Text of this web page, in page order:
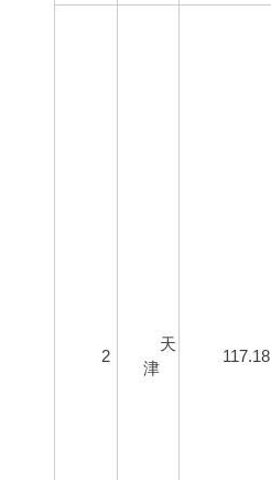
2
天
津
117.18